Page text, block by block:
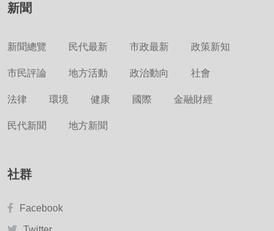
新聞
新聞總覽 民代最新 市政最新 政策新知
市民評論 地方活動 政治動向 社會
法律 環境 健康 國際 金融財經
民代新聞 地方新聞
社群
Facebook